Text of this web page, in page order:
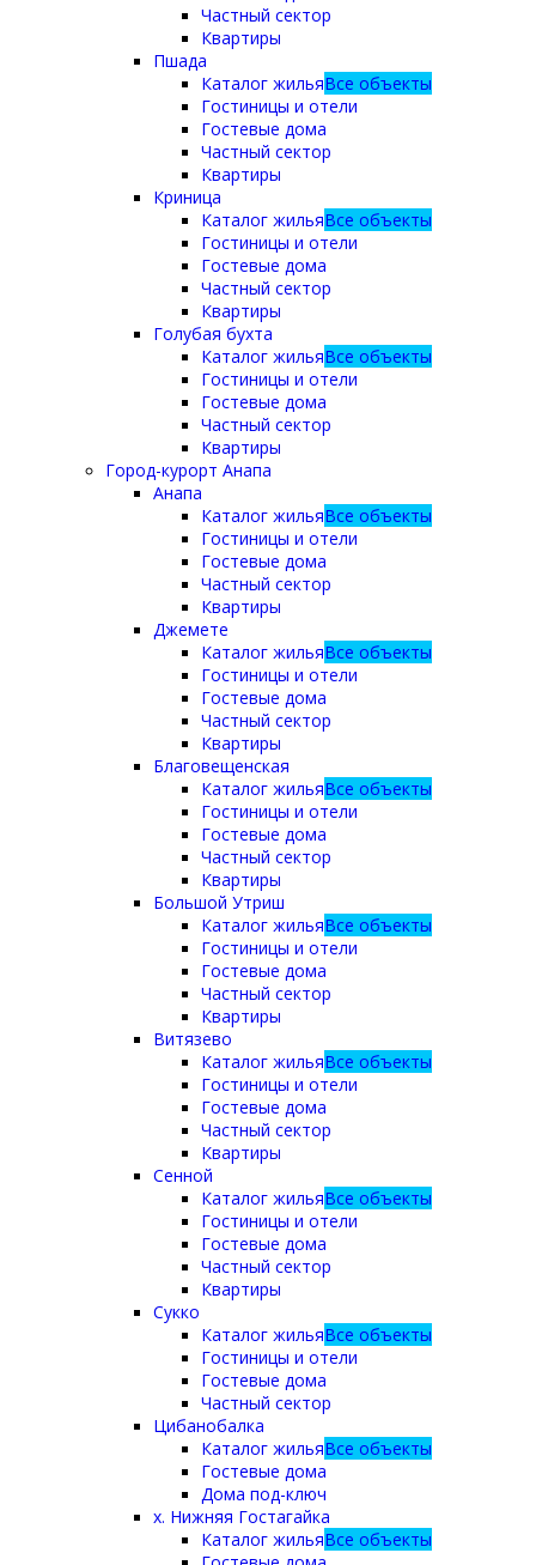
Частный сектор
Квартиры
Пшада
Каталог жильяВсе объекты
Гостиницы и отели
Гостевые дома
Частный сектор
Квартиры
Криница
Каталог жильяВсе объекты
Гостиницы и отели
Гостевые дома
Частный сектор
Квартиры
Голубая бухта
Каталог жильяВсе объекты
Гостиницы и отели
Гостевые дома
Частный сектор
Квартиры
Город-курорт Анапа
Анапа
Каталог жильяВсе объекты
Гостиницы и отели
Гостевые дома
Частный сектор
Квартиры
Джемете
Каталог жильяВсе объекты
Гостиницы и отели
Гостевые дома
Частный сектор
Квартиры
Благовещенская
Каталог жильяВсе объекты
Гостиницы и отели
Гостевые дома
Частный сектор
Квартиры
Большой Утриш
Каталог жильяВсе объекты
Гостиницы и отели
Гостевые дома
Частный сектор
Квартиры
Витязево
Каталог жильяВсе объекты
Гостиницы и отели
Гостевые дома
Частный сектор
Квартиры
Сенной
Каталог жильяВсе объекты
Гостиницы и отели
Гостевые дома
Частный сектор
Квартиры
Сукко
Каталог жильяВсе объекты
Гостиницы и отели
Гостевые дома
Частный сектор
Цибанобалка
Каталог жильяВсе объекты
Гостевые дома
Дома под-ключ
х. Нижняя Гостагайка
Каталог жильяВсе объекты